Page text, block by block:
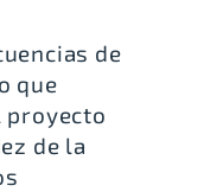
de
que
proyecto
de la